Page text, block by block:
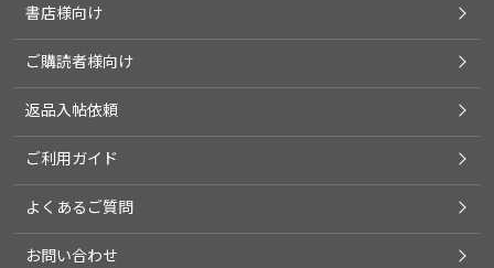
書店様向け
ご購読者様向け
返品入帖依頼
ご利用ガイド
よくあるご質問
お問い合わせ